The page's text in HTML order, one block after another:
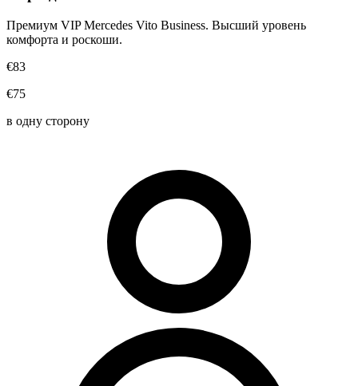
Премиум VIP Mercedes Vito Business. Высший уровень
комфорта и роскоши.
€83
€75
в одну сторону